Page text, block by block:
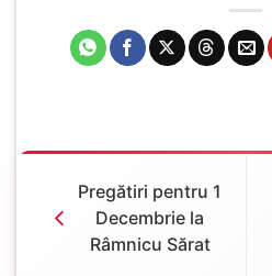
Pregătiri pentru 1
Decembrie la
Râmnicu Sărat